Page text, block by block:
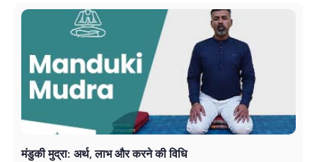
मंडुकी मुद्रा: अर्थ, लाभ और करने की विधि